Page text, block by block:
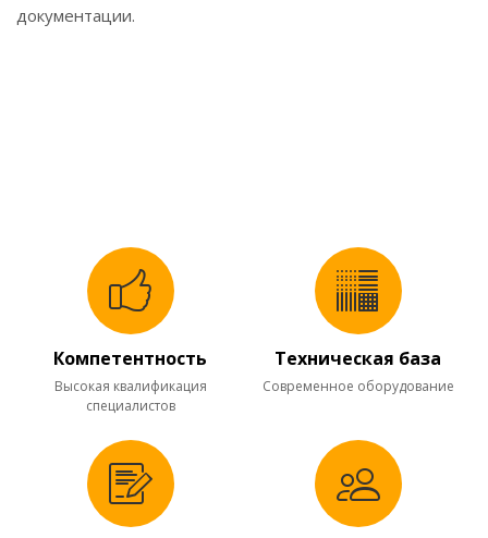
документации.
Компетентность
Высокая квалификация
специалистов
Техническая база
Современное оборудование